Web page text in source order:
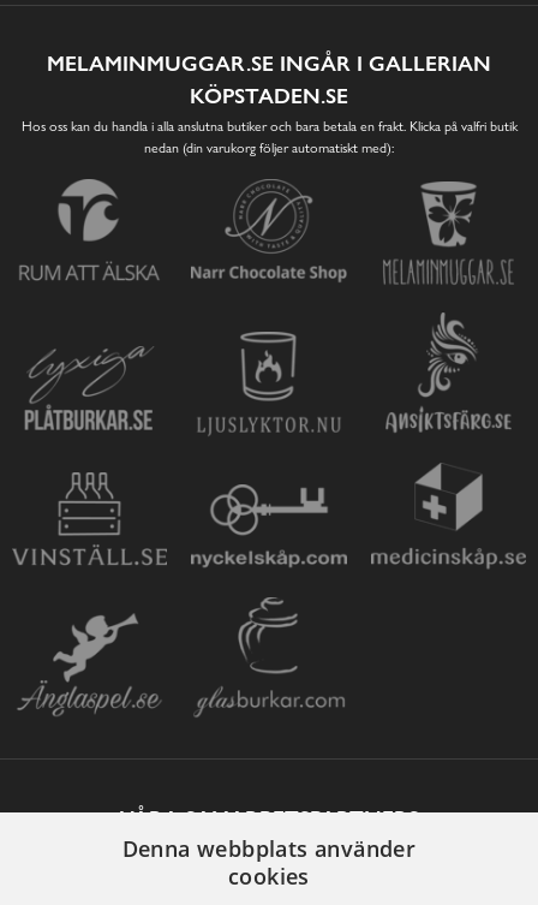
MELAMINMUGGAR.SE INGÅR I GALLERIAN
KÖPSTADEN.SE
Hos oss kan du handla i alla anslutna butiker och bara betala en frakt. Klicka på valfri butik
nedan (din varukorg följer automatiskt med):
VÅRA SAMARBETSPARTNERS
Denna webbplats använder
cookies